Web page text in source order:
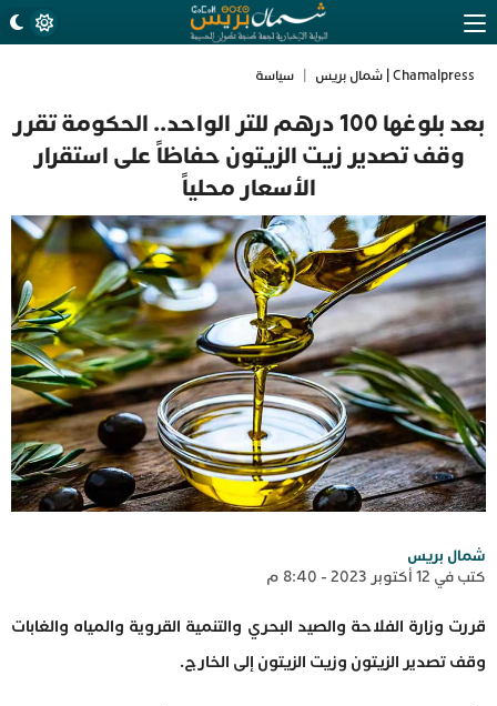
Chamalpress | شمال بريس سياسة
بعد بلوغها 100 درهم للتر الواحد.. الحكومة تقرر
وقف تصدير زيت الزيتون حفاظاً على استقرار
الأسعار محلياً
شمال بريس
كتب في 12 أكتوبر 2023 - 8:40 م
قررت وزارة الفلاحة والصيد البحري والتنمية القروية والمياه والغابات
وقف تصدير الزيتون وزيت الزيتون إلى الخارج.